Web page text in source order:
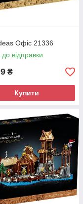
Офіс 21336
до відправки
₴
Купити